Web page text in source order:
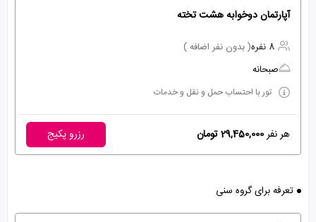
آپارتمان دوخوابه هشت تخته
8 نفره
( بدون نفر اضافه )
صبحانه
تور با احتساب حمل و نقل و خدمات
هر نفر29,450,000 تومان رزرو پکیج
تعرفه برای گروه سنی